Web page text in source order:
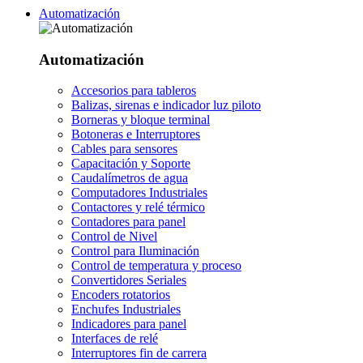
Automatización
Automatización
Accesorios para tableros
Balizas, sirenas e indicador luz piloto
Borneras y bloque terminal
Botoneras e Interruptores
Cables para sensores
Capacitación y Soporte
Caudalímetros de agua
Computadores Industriales
Contactores y relé térmico
Contadores para panel
Control de Nivel
Control para Iluminación
Control de temperatura y proceso
Convertidores Seriales
Encoders rotatorios
Enchufes Industriales
Indicadores para panel
Interfaces de relé
Interruptores fin de carrera